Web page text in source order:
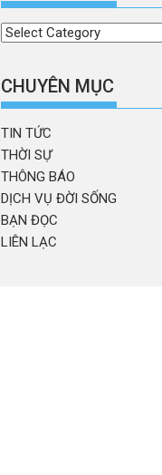
Chọn
mục
CHUYÊN MỤC
TIN TỨC
THỜI SỰ
THÔNG BÁO
DỊCH VỤ ĐỜI SỐNG
BẠN ĐỌC
LIÊN LẠC